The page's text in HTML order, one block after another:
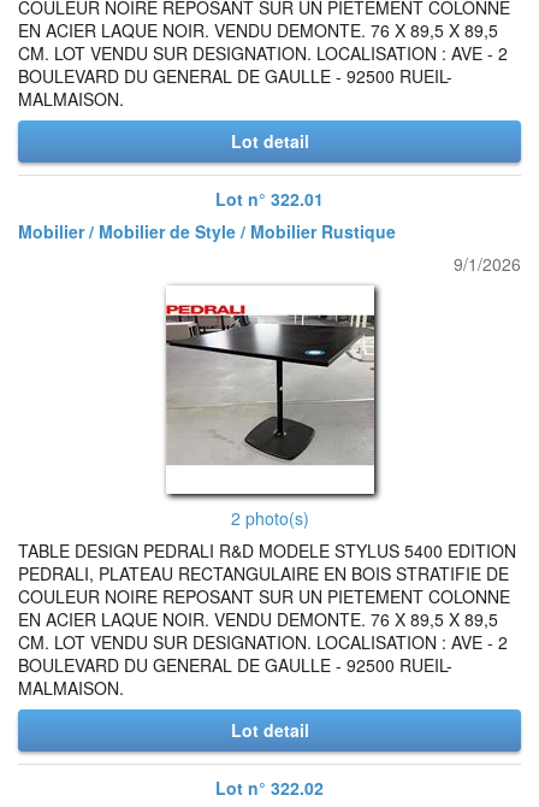
COULEUR NOIRE REPOSANT SUR UN PIETEMENT COLONNE
EN ACIER LAQUE NOIR. VENDU DEMONTE. 76 X 89,5 X 89,5
CM. LOT VENDU SUR DESIGNATION. LOCALISATION : AVE - 2
BOULEVARD DU GENERAL DE GAULLE - 92500 RUEIL-
MALMAISON.
Lot detail
Lot n° 322.01
Mobilier / Mobilier de Style / Mobilier Rustique
9/1/2026
2 photo(s)
TABLE DESIGN PEDRALI R&D MODELE STYLUS 5400 EDITION
PEDRALI, PLATEAU RECTANGULAIRE EN BOIS STRATIFIE DE
COULEUR NOIRE REPOSANT SUR UN PIETEMENT COLONNE
EN ACIER LAQUE NOIR. VENDU DEMONTE. 76 X 89,5 X 89,5
CM. LOT VENDU SUR DESIGNATION. LOCALISATION : AVE - 2
BOULEVARD DU GENERAL DE GAULLE - 92500 RUEIL-
MALMAISON.
Lot detail
Lot n° 322.02